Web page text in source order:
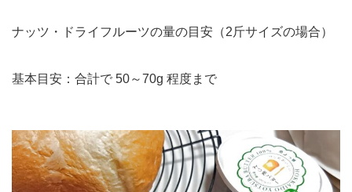
ナッツ・ドライフルーツの量の目安（2斤サイズの場合）
基本目安：合計で 50～70g 程度まで